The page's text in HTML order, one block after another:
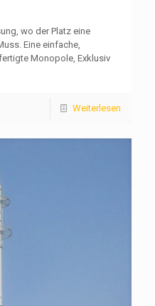
wo der Platz eine
Eine einfache,
Monopole, Exklusiv
Weiterlesen